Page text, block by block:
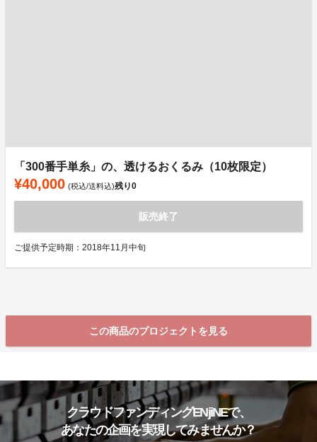
「300番手単糸」の、透けるおくるみ（10枚限定）
¥40,000 (税込/送料込)残り0
販売終了
ご提供予定時期：2018年11月中旬
この商品のプロジェクトを見る
クラウドファンディングENjiNEで、
あなたの企画を実現してみませんか？